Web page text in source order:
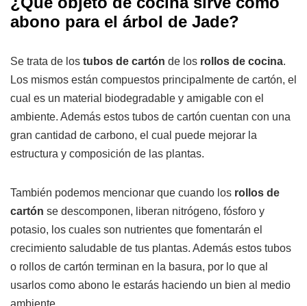
abono para el árbol de Jade?
Se trata de los tubos de cartón de los rollos de cocina.
Los mismos están compuestos principalmente de cartón, el
cual es un material biodegradable y amigable con el
ambiente. Además estos tubos de cartón cuentan con una
gran cantidad de carbono, el cual puede mejorar la
estructura y composición de las plantas.
También podemos mencionar que cuando los rollos de
cartón se descomponen, liberan nitrógeno, fósforo y
potasio, los cuales son nutrientes que fomentarán el
crecimiento saludable de tus plantas. Además estos tubos
o rollos de cartón terminan en la basura, por lo que al
usarlos como abono le estarás haciendo un bien al medio
ambiente.